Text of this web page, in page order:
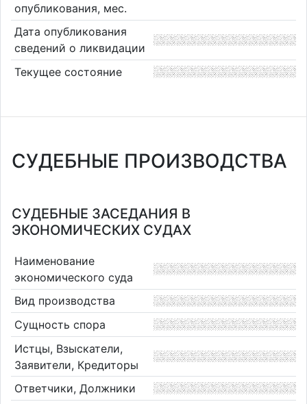
опубликования, мес.
Дата опубликования
сведений о ликвидации
Текущее состояние
СУДЕБНЫЕ ПРОИЗВОДСТВА
СУДЕБНЫЕ ЗАСЕДАНИЯ В
ЭКОНОМИЧЕСКИХ СУДАХ
Наименование
экономического суда
Вид производства
Сущность спора
Истцы, Взыскатели,
Заявители, Кредиторы
Ответчики, Должники